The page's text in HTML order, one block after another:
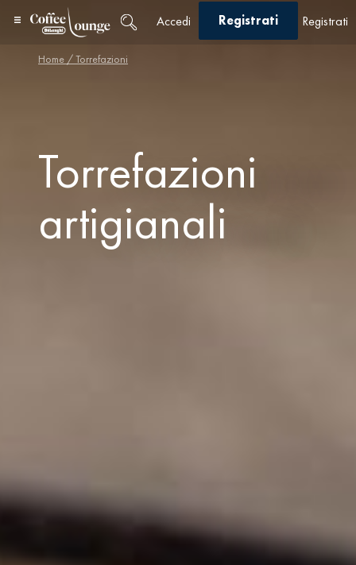
Accedi Registrati Registrati
Home / Torrefazioni
Torrefazioni
artigianali